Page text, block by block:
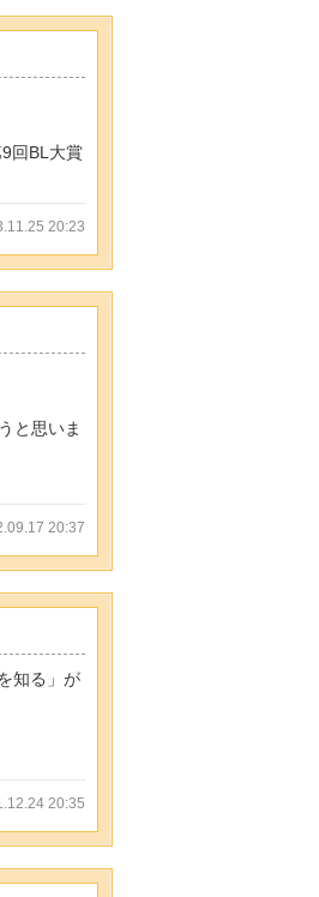
回BL大賞
20:23
と思いま
20:37
知る」が
20:35